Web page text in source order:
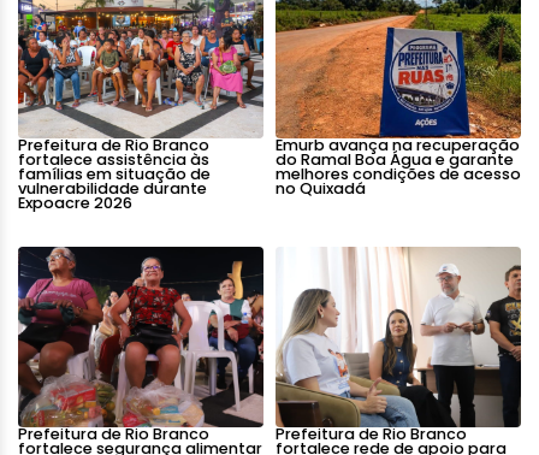
Prefeitura de Rio Branco
fortalece assistência às
famílias em situação de
vulnerabilidade durante
Expoacre 2026
Emurb avança na recuperação
do Ramal Boa Água e garante
melhores condições de acesso
no Quixadá
Prefeitura de Rio Branco
fortalece segurança alimentar
Prefeitura de Rio Branco
fortalece rede de apoio para